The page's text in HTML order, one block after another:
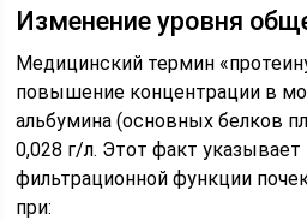
Изменение уровня
Медицинский термин
повышение концентрации в
альбумина (основных белков
0,028 г/л. Этот факт
фильтрационной функции
при: